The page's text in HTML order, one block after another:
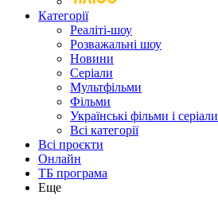
Категорії
Реаліті-шоу
Розважальні шоу
Новини
Серіали
Мультфільми
Фільми
Українські фільми і серіали
Всі категорії
Всі проєкти
Онлайн
ТБ програма
Еще